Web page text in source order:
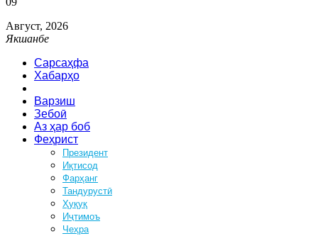
Август, 2026
Якшанбе
Сарсаҳфа
Хабарҳо
Варзиш
Зебоӣ
Аз ҳар боб
Феҳрист
Президент
Иқтисод
Фарҳанг
Тандурустӣ
Ҳуқуқ
Иҷтимоъ
Чеҳра